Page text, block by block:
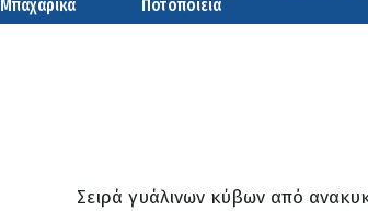
Μπαχαρικά
Ποτοποιεία
Σειρά γυάλινων κύβων από